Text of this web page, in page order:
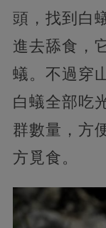
頭，找到白
進去舔食，
蟻。不過穿
白蟻全部吃
群數量，方
方覓食。